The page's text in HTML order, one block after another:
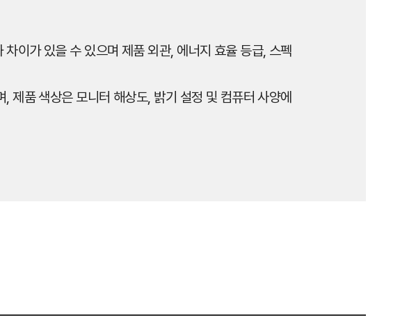
이가 있을 수 있으며 제품 외관, 에너지 효율 등급, 스펙
제품 색상은 모니터 해상도, 밝기 설정 및 컴퓨터 사양에